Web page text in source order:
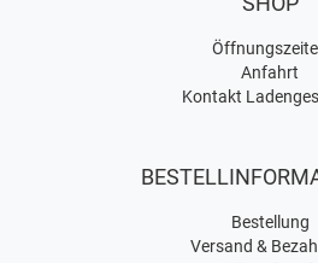
Anfahrt
Kontakt
Bestellung
Versand &